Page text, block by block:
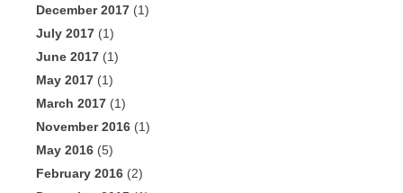
December 2017 (1)
July 2017 (1)
June 2017 (1)
May 2017 (1)
March 2017 (1)
November 2016 (1)
May 2016 (5)
February 2016 (2)